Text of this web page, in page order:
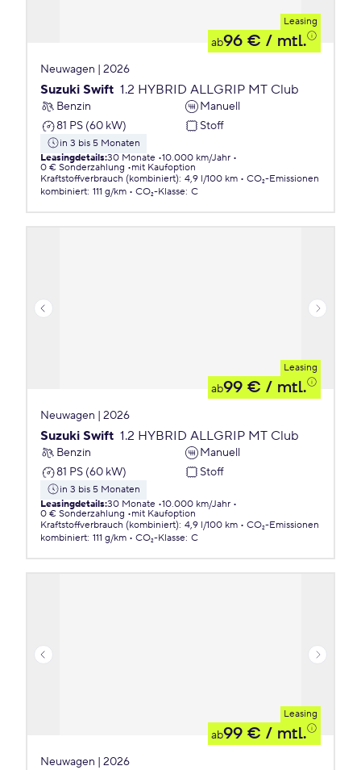
Leasing
ab96 € / mtl.
Neuwagen | 2026
Suzuki Swift 1.2 HYBRID ALLGRIP MT Club
Benzin
Manuell
81 PS (60 kW)
Stoff
in 3 bis 5 Monaten
Leasingdetails:30 Monate 10.000 km/Jahr
0 € Sonderzahlung
mit Kaufoption
Kraftstoffverbrauch (kombiniert): 4,9 l/100 km
CO₂-Emissionen
kombiniert: 111 g/km CO₂-Klasse: C
Leasing
ab99 € / mtl.
Neuwagen | 2026
Suzuki Swift 1.2 HYBRID ALLGRIP MT Club
Benzin
Manuell
81 PS (60 kW)
Stoff
in 3 bis 5 Monaten
Leasingdetails:30 Monate 10.000 km/Jahr
0 € Sonderzahlung
mit Kaufoption
Kraftstoffverbrauch (kombiniert): 4,9 l/100 km
CO₂-Emissionen
kombiniert: 111 g/km CO₂-Klasse: C
Leasing
ab99 € / mtl.
Neuwagen | 2026